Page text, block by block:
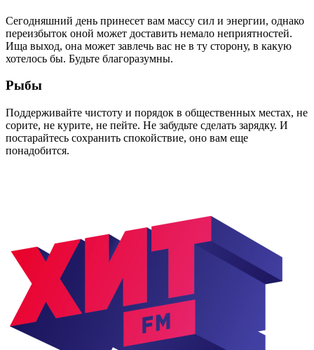
Сегодняшний день принесет вам массу сил и энергии, однако
переизбыток оной может доставить немало неприятностей.
Ища выход, она может завлечь вас не в ту сторону, в какую
хотелось бы. Будьте благоразумны.
Рыбы
Поддерживайте чистоту и порядок в общественных местах, не
сорите, не курите, не пейте. Не забудьте сделать зарядку. И
постарайтесь сохранить спокойствие, оно вам еще
понадобится.